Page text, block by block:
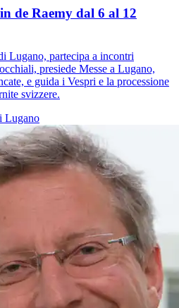
de Raemy dal 6 al 12
Lugano, partecipa a incontri
presiede Messe a Lugano,
e guida i Vespri e la processione
svizzere.
Lugano